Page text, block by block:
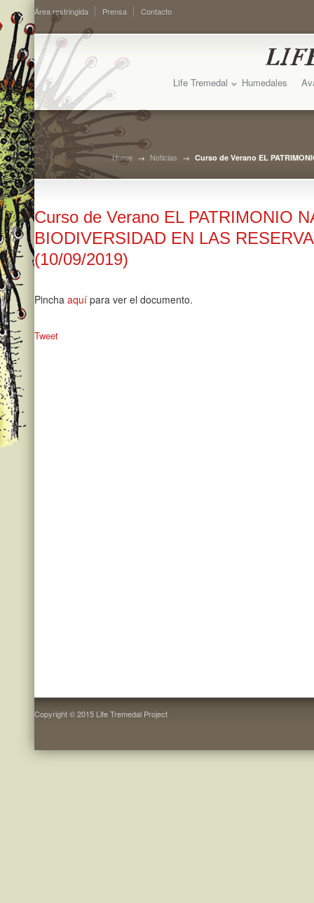
Área restringida Prensa Contacto
Life Tremedal Humedales
Home → Noticias → Curso de Verano EL
Curso de Verano EL PATRIMONIO
BIODIVERSIDAD EN LAS
(10/09/2019)
Pincha aquí para ver el documento.
Tweet
Copyright © 2015 Life Tremedal Project